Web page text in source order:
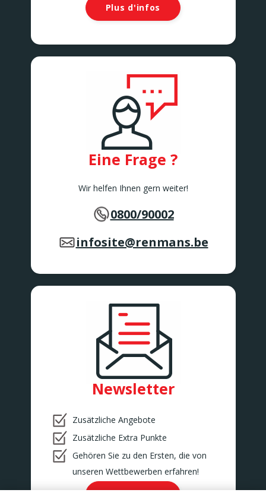
Plus d'infos
Eine Frage ?
Wir helfen Ihnen gern weiter!
0800/90002
infosite@renmans.be
Newsletter
Zusätzliche Angebote
Zusätzliche Extra Punkte
Gehören Sie zu den Ersten, die von
unseren Wettbewerben erfahren!
Ok!